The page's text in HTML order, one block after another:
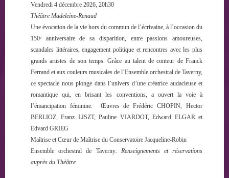
Vendredi 4 décembre 2026, 20h30
Théâtre Madeleine-Renaud
Une évocation de la vie hors du commun de l’écrivaine, à l’occasion du
150ᵉ anniversaire de sa disparition, entre passions amoureuses,
scandales littéraires, engagement politique et rencontres avec les plus
grands artistes de son temps. Grâce au talent de conteur de Franck
Ferrand et aux couleurs musicales de l’Ensemble orchestral de Taverny,
ce spectacle nous plonge dans l’univers d’une créatrice audacieuse et
romantique qui, en brisant les conventions, a ouvert la voie à
l’émancipation féminine. Œuvres de Frédéric CHOPIN, Hector
BERLIOZ, Franz LISZT, Pauline VIARDOT, Edward ELGAR et
Edvard GRIEG
Maîtrise et Cœur de Maîtrise du Conservatoire Jacqueline-Robin
Ensemble orchestral de Taverny. Renseignements et réservations
auprès du Théâtre